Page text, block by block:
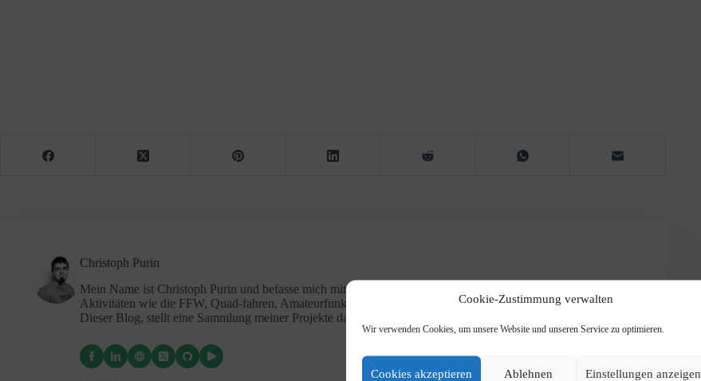
Cookie-Zustimmung verwalten
Wir verwenden Cookies, um unsere Website und unseren Service zu optimieren.
Cookies akzeptieren Ablehnen Einstellungen anzeigen
Christoph Purin
Mein Name ist Christoph Purin und befasse mich mit IoT Geräten wie Raspberry, Arduino, ESP. Auch
Aktivitäten wie die FFW, Quad-fahren, Amateurfunk zählen zu meinen bevorzugten Hobbys.
Dieser Blog, stellt eine Sammlung meiner Projekte dar, wie Dinge gelöst oder umgebaut werden können.